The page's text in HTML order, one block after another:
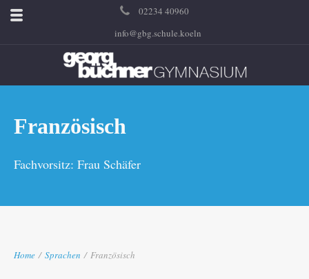
02234 40960
info@gbg.schule.koeln
Französisch
Fachvorsitz: Frau Schäfer
Home / Sprachen / Französisch